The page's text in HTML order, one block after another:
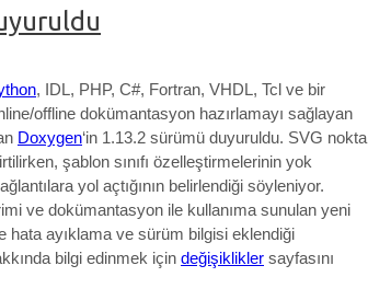
, IDL, PHP, C#, Fortran, VHDL, Tcl ve bir
offline dokümantasyon hazırlamayı sağlayan
Doxygen‘in 1.13.2 sürümü duyuruldu. SVG nokta
şablon sınıfı özelleştirmelerinin yok
yol açtığının belirlendiği söyleniyor.
ve dokümantasyon ile kullanıma sunulan yeni
hata ayıklama ve sürüm bilgisi eklendiği
bilgi edinmek için değişiklikler sayfasını